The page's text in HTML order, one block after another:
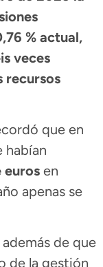
% actual,
veces
recursos
que en
habían
euros en
apenas se
de que
de la gestión